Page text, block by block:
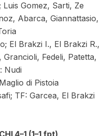
Luis Gomez, Sarti, Ze
Abarca, Giannattasio,
El Brakzi I., El Brakzi R.,
Fedeli, Patetta,
Nudi
di Pistoia
TF: Garcea, El Brakzi